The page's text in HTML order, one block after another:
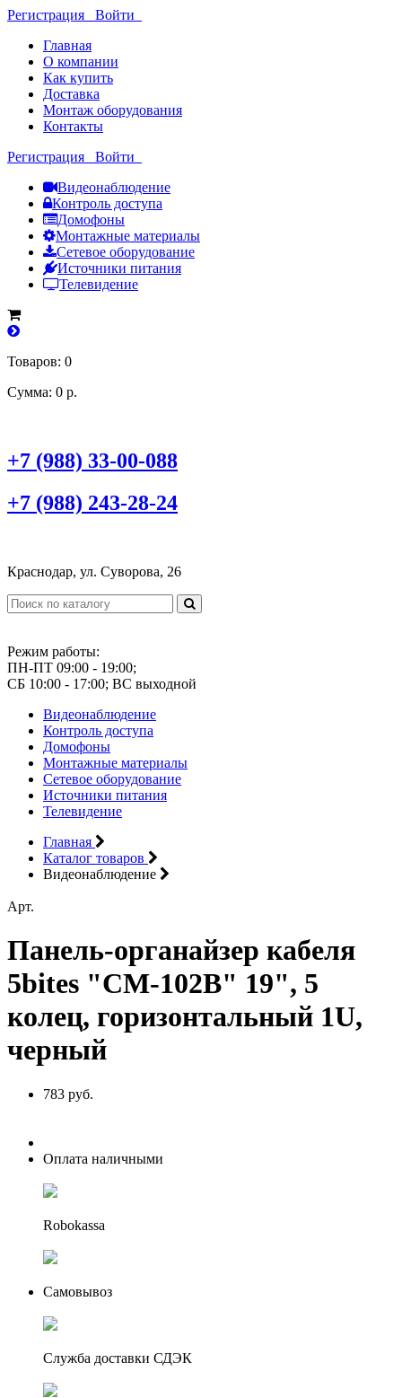
Регистрация Войти
Главная
О компании
Как купить
Доставка
Монтаж оборудования
Контакты
Регистрация Войти
Видеонаблюдение
Контроль доступа
Домофоны
Монтажные материалы
Сетевое оборудование
Источники питания
Телевидение
Товаров: 0
Сумма: 0 р.
+7 (988) 33-00-088
+7 (988) 243-28-24
Краснодар, ул. Суворова, 26
Режим работы:
ПН-ПТ 09:00 - 19:00;
СБ 10:00 - 17:00; ВС выходной
Видеонаблюдение
Контроль доступа
Домофоны
Монтажные материалы
Сетевое оборудование
Источники питания
Телевидение
Главная
Каталог товаров
Видеонаблюдение
Арт.
Панель-органайзер кабеля
5bites "CM-102B" 19", 5
колец, горизонтальный 1U,
черный
783 руб.
Оплата наличными
Robokassa
Самовывоз
Служба доставки СДЭК